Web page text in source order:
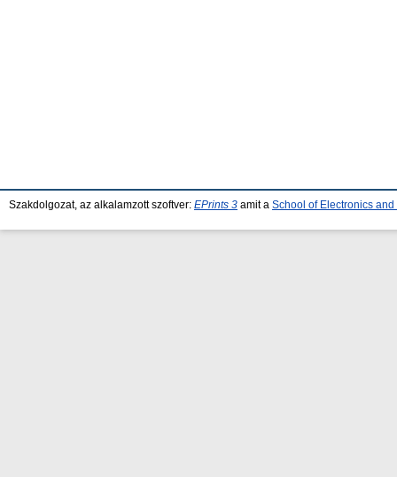
Szakdolgozat, az alkalamzott szoftver: EPrints 3 amit a School of Electronics